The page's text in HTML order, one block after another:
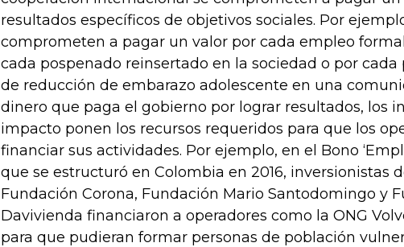
resultados específicos de objetivos sociales. Por
comprometen a pagar un valor por cada empleo
cada pospenado reinsertado en la sociedad o por cada
de reducción de embarazo adolescente en una
dinero que paga el gobierno por lograr resultados, los
impacto ponen los recursos requeridos para que los
financiar sus actividades. Por ejemplo, en el Bono
que se estructuró en Colombia en 2016, inversionistas
Fundación Corona, Fundación Mario Santodomingo y
Davivienda financiaron a operadores como la ONG
para que pudieran formar personas de población